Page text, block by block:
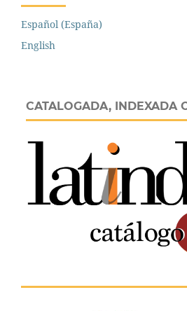
Español (España)
English
CATALOGADA, INDEXADA